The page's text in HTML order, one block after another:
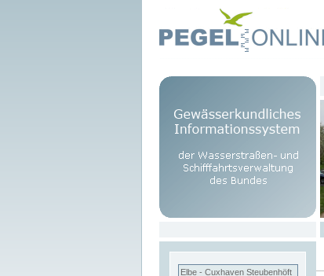
Elbe - Cuxhaven Steubenhöft